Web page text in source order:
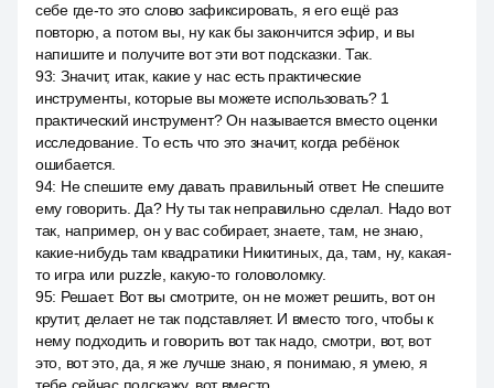
себе где-то это слово зафиксировать, я его ещё раз
повторю, а потом вы, ну как бы закончится эфир, и вы
напишите и получите вот эти вот подсказки. Так.
93: Значит, итак, какие у нас есть практические
инструменты, которые вы можете использовать? 1
практический инструмент? Он называется вместо оценки
исследование. То есть что это значит, когда ребёнок
ошибается.
94: Не спешите ему давать правильный ответ. Не спешите
ему говорить. Да? Ну ты так неправильно сделал. Надо вот
так, например, он у вас собирает, знаете, там, не знаю,
какие-нибудь там квадратики Никитиных, да, там, ну, какая-
то игра или puzzle, какую-то головоломку.
95: Решает. Вот вы смотрите, он не может решить, вот он
крутит, делает не так подставляет. И вместо того, чтобы к
нему подходить и говорить вот так надо, смотри, вот, вот
это, вот это, да, я же лучше знаю, я понимаю, я умею, я